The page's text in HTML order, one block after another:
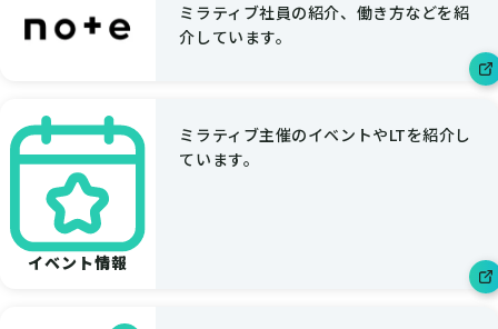
ミラティブ社員の紹介、働き方などを紹
介しています。
イベント情報
ミラティブ主催のイベントやLTを紹介し
ています。